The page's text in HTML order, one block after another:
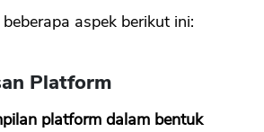
aspek berikut ini:
Platform
platform dalam bentuk